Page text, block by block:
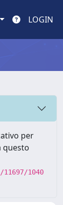
LOGIN
per
questo
1040